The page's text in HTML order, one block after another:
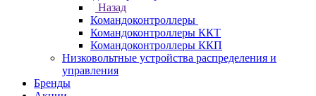
Назад
Командоконтроллеры
Командоконтроллеры ККТ
Командоконтроллеры ККП
Низковольтные устройства распределения и
управления
Бренды